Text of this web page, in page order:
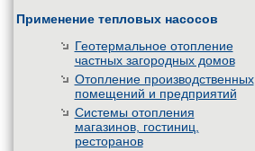
Применение тепловых насосов
Геотермальное отопление
частных загородных домов
Отопление производственных
помещений и предприятий
Системы отопления
магазинов, гостиниц,
ресторанов